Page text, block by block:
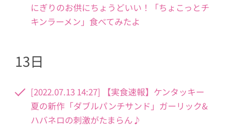
にぎりのお供にちょうどいい！「ちょこっとチ
キンラーメン」食べてみたよ
13日
[2022.07.13 14:27] 【実食速報】ケンタッキー
夏の新作「ダブルパンチサンド」ガーリック&
ハバネロの刺激がたまらん♪